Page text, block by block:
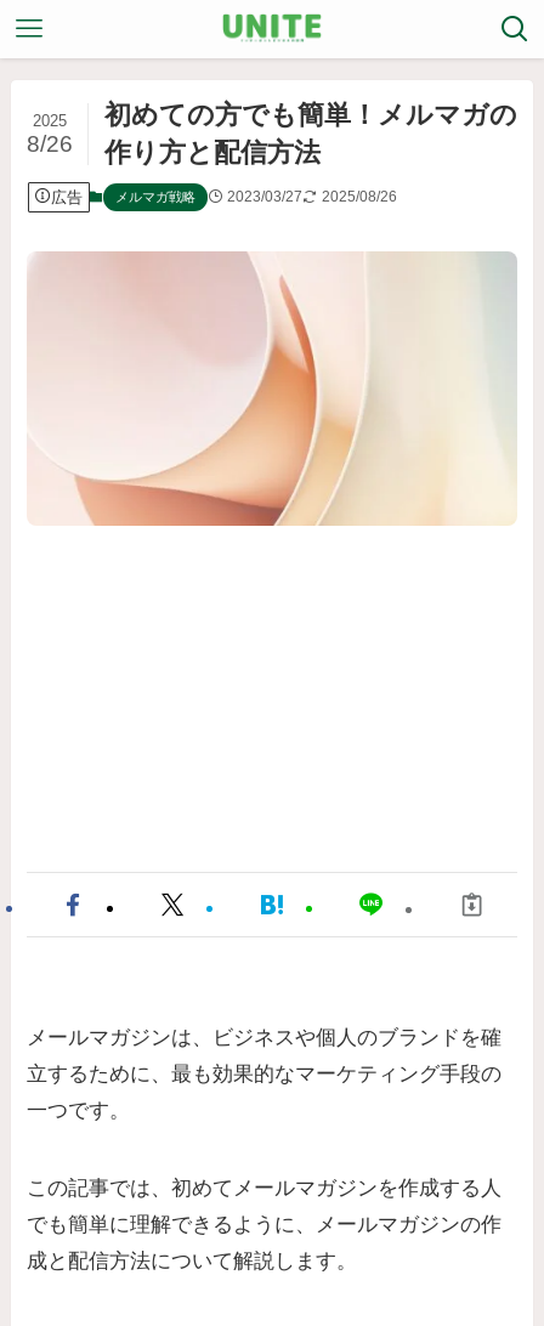
初めての方でも簡単！メルマガの
作り方と配信方法
2025
8/26
広告 メルマガ戦略 2023/03/27 2025/08/26
メールマガジンは、ビジネスや個人のブランドを確
立するために、最も効果的なマーケティング手段の
一つです。
この記事では、初めてメールマガジンを作成する人
でも簡単に理解できるように、メールマガジンの作
成と配信方法について解説します。